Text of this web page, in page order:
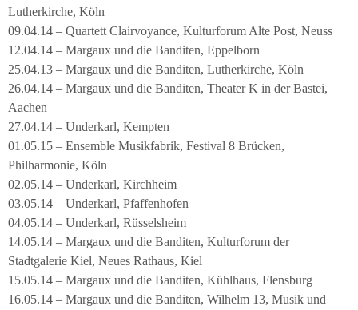
Lutherkirche, Köln
09.04.14 – Quartett Clairvoyance, Kulturforum Alte Post, Neuss
12.04.14 – Margaux und die Banditen, Eppelborn
25.04.13 – Margaux und die Banditen, Lutherkirche, Köln
26.04.14 – Margaux und die Banditen, Theater K in der Bastei,
Aachen
27.04.14 – Underkarl, Kempten
01.05.15 – Ensemble Musikfabrik, Festival 8 Brücken,
Philharmonie, Köln
02.05.14 – Underkarl, Kirchheim
03.05.14 – Underkarl, Pfaffenhofen
04.05.14 – Underkarl, Rüsselsheim
14.05.14 – Margaux und die Banditen, Kulturforum der
Stadtgalerie Kiel, Neues Rathaus, Kiel
15.05.14 – Margaux und die Banditen, Kühlhaus, Flensburg
16.05.14 – Margaux und die Banditen, Wilhelm 13, Musik und